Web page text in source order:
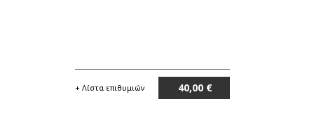
+ Λίστα επιθυμιών 40,00 €